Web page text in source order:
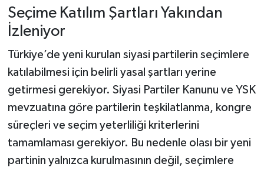
Seçime Katılım Şartları Yakından
İzleniyor
Türkiye’de yeni kurulan siyasi partilerin seçimlere
katılabilmesi için belirli yasal şartları yerine
getirmesi gerekiyor. Siyasi Partiler Kanunu ve YSK
mevzuatına göre partilerin teşkilatlanma, kongre
süreçleri ve seçim yeterliliği kriterlerini
tamamlaması gerekiyor. Bu nedenle olası bir yeni
partinin yalnızca kurulmasının değil, seçimlere